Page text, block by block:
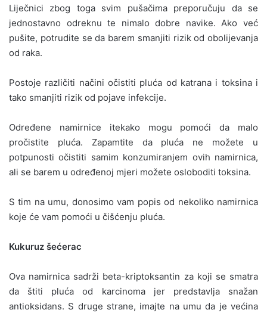
Liječnici zbog toga svim pušačima preporučuju da se
jednostavno odreknu te nimalo dobre navike. Ako već
pušite, potrudite se da barem smanjiti rizik od obolijevanja
od raka.
Postoje različiti načini očistiti pluća od katrana i toksina i
tako smanjiti rizik od pojave infekcije.
Određene namirnice itekako mogu pomoći da malo
pročistite pluća. Zapamtite da pluća ne možete u
potpunosti očistiti samim konzumiranjem ovih namirnica,
ali se barem u određenoj mjeri možete osloboditi toksina.
S tim na umu, donosimo vam popis od nekoliko namirnica
koje će vam pomoći u čišćenju pluća.
Kukuruz šećerac
Ova namirnica sadrži beta-kriptoksantin za koji se smatra
da štiti pluća od karcinoma jer predstavlja snažan
antioksidans. S druge strane, imajte na umu da je većina